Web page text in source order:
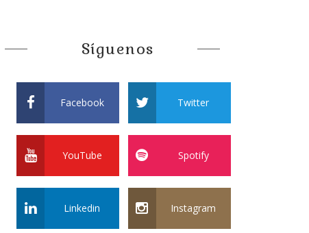
Síguenos
Facebook Twitter
YouTube Spotify
Linkedin Instagram